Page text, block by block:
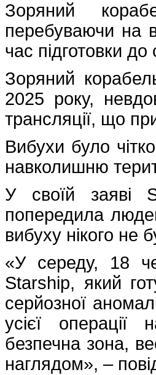
Зоряний
перебуваючи на
час підготовки
Зоряний
2025 року,
трансляції, що
Вибухи було
навколишню
У своїй заяві
попередила
вибуху нікого не
«У середу, 18
Starship, який
серйозної
усієї операції
безпечна зона,
наглядом», –